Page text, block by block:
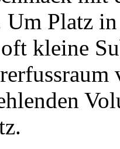
Um Platz
kleine